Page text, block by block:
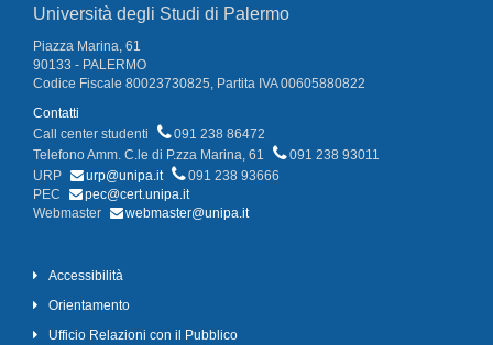
Università degli Studi di Palermo
Piazza Marina, 61
90133 - PALERMO
Codice Fiscale 80023730825, Partita IVA 00605880822
Contatti
Call center studenti
091 238 86472
Telefono Amm. C.le di P.zza Marina, 61
091 238 93011
URP
urp@unipa.it
091 238 93666
PEC
pec@cert.unipa.it
Webmaster
webmaster@unipa.it
Accessibilità
Orientamento
Ufficio Relazioni con il Pubblico